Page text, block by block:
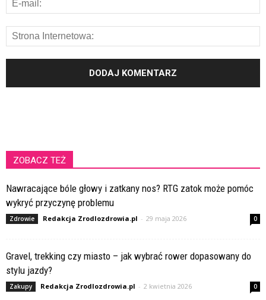
ZOBACZ TEŻ
Nawracające bóle głowy i zatkany nos? RTG zatok może pomóc
wykryć przyczynę problemu
Zdrowie Redakcja Zrodlozdrowia.pl - 29 maja 2026 0
Gravel, trekking czy miasto – jak wybrać rower dopasowany do
stylu jazdy?
Zakupy Redakcja Zrodlozdrowia.pl - 2 kwietnia 2026 0